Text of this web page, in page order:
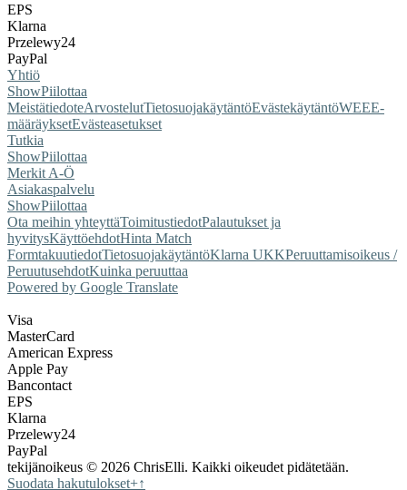
EPS
Klarna
Przelewy24
PayPal
Yhtiö
ShowPiilottaa
MeistätiedoteArvostelutTietosuojakäytäntöEvästekäytäntöWEEE-
määräyksetEvästeasetukset
Tutkia
ShowPiilottaa
Merkit A-Ö
Asiakaspalvelu
ShowPiilottaa
Ota meihin yhteyttäToimitustiedotPalautukset ja
hyvitysKäyttöehdotHinta Match
FormtakuutiedotTietosuojakäytäntöKlarna UKKPeruuttamisoikeus /
PeruutusehdotKuinka peruuttaa
Powered by Google Translate
Visa
MasterCard
American Express
Apple Pay
Bancontact
EPS
Klarna
Przelewy24
PayPal
tekijänoikeus © 2026 ChrisElli. Kaikki oikeudet pidätetään.
Suodata hakutulokset+↑